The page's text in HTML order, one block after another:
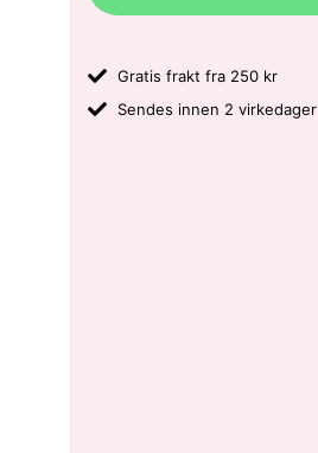
Gratis frakt fra 250 kr
Sendes innen 2 virkedager